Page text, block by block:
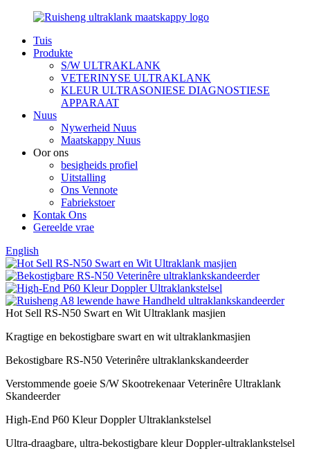
Tuis
Produkte
S/W ULTRAKLANK
VETERINYSE ULTRAKLANK
KLEUR ULTRASONIESE DIAGNOSTIESE
APPARAAT
Nuus
Nywerheid Nuus
Maatskappy Nuus
Oor ons
besigheids profiel
Uitstalling
Ons Vennote
Fabriekstoer
Kontak Ons
Gereelde vrae
English
Hot Sell RS-N50 ​​Swart en Wit Ultraklank masjien
Kragtige en bekostigbare swart en wit ultraklankmasjien
Bekostigbare RS-N50 ​​Veterinêre ultraklankskandeerder
Verstommende goeie S/W Skootrekenaar Veterinêre Ultraklank
Skandeerder
High-End P60 Kleur Doppler Ultraklankstelsel
Ultra-draagbare, ultra-bekostigbare kleur Doppler-ultraklankstelsel